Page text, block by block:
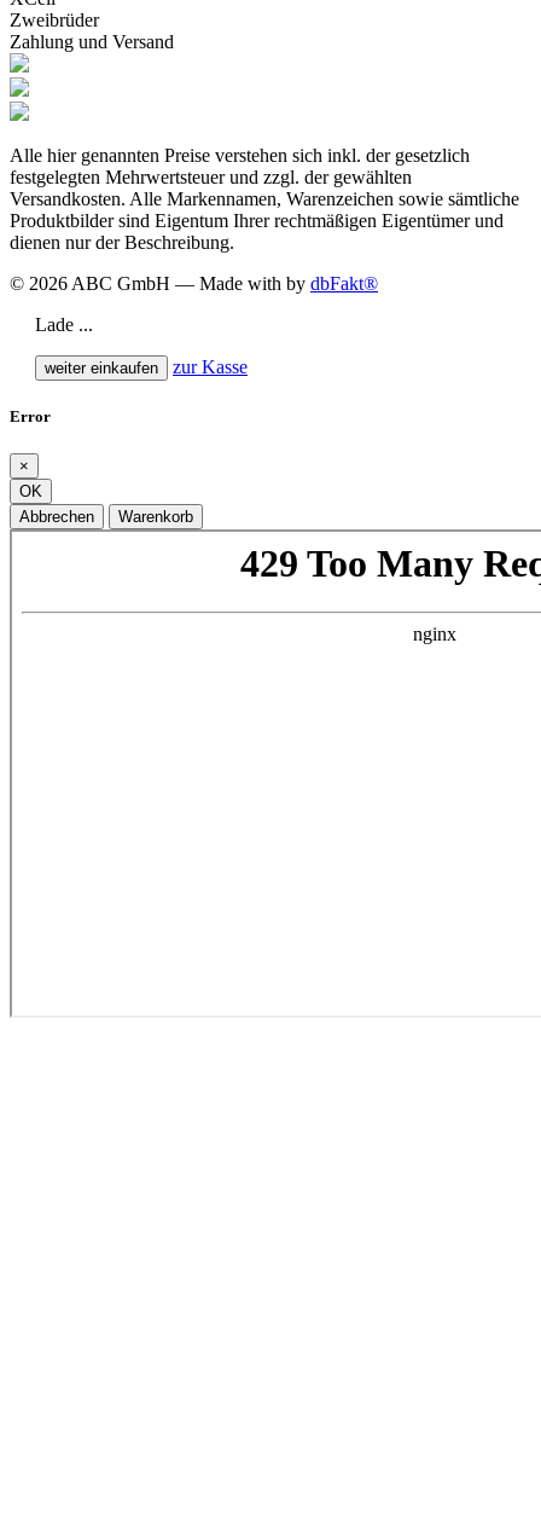
Zweibrüder
Zahlung und Versand
Alle hier genannten Preise verstehen sich inkl. der gesetzlich
festgelegten Mehrwertsteuer und zzgl. der gewählten
Versandkosten. Alle Markennamen, Warenzeichen sowie sämtliche
Produktbilder sind Eigentum Ihrer rechtmäßigen Eigentümer und
dienen nur der Beschreibung.
© 2026 ABC GmbH — Made with by dbFakt®
Lade ...
weiter einkaufen zur Kasse
Error
×
OK
Abbrechen
Warenkorb